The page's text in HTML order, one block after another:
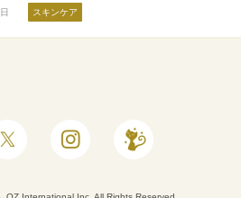
スキンケア